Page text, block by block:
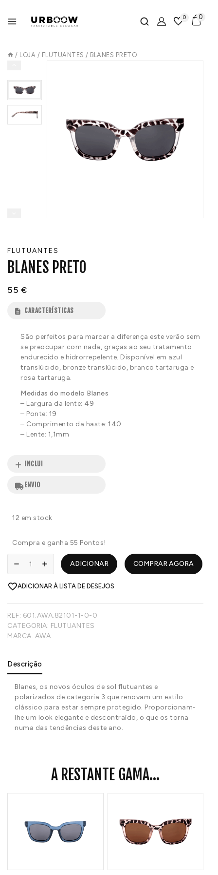
0 0
/ LOJA / FLUTUANTES / BLANES PRETO
FLUTUANTES
BLANES PRETO
55 €
CARACTERÍSTICAS
São perfeitos para marcar a diferença este verão sem
se preocupar com nada, graças ao seu tratamento
endurecido e hidrorrepelente. Disponível em azul
translúcido, bronze translúcido, branco tartaruga e
rosa tartaruga.
Medidas do modelo Blanes
– Largura da lente: 49
– Ponte: 19
– Comprimento da haste: 140
– Lente: 1,1mm
INCLUI
ENVIO
12 em stock
Compra e ganha 55 Pontos!
ADICIONAR COMPRAR AGORA
ADICIONAR À LISTA DE DESEJOS
REF: 601.AWA.82101-1-0-0
CATEGORIA: FLUTUANTES
MARCA: AWA
Descrição
Blanes, os novos óculos de sol flutuantes e
polarizados de categoria 3 que renovam um estilo
clássico para estar sempre protegido. Proporcionam-
lhe um look elegante e descontraído, o que os torna
numa das tendências deste ano.
A RESTANTE GAMA...